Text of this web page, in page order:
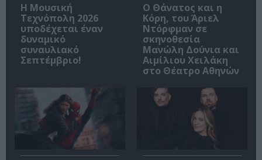
Η Μουσική
Τεχνόπολη 2026
υποδέχεται έναν
δυναμικό
συναυλιακό
Σεπτέμβριο!
Ο Θάνατος και η
Κόρη, του Άριελ
Ντόρφμαν σε
σκηνοθεσία
Μανώλη Δούνια και
Αιμίλιου Χειλάκη
στο Θέατρο Αθηνών